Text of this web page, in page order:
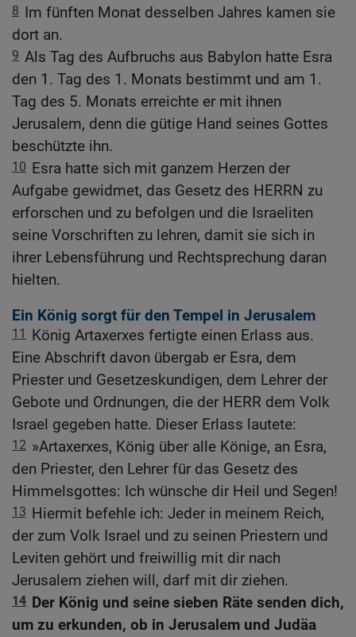
8 Im fünften Monat desselben Jahres kamen sie
dort an.
9 Als Tag des Aufbruchs aus Babylon hatte Esra
den 1. Tag des 1. Monats bestimmt und am 1.
Tag des 5. Monats erreichte er mit ihnen
Jerusalem, denn die gütige Hand seines Gottes
beschützte ihn.
10 Esra hatte sich mit ganzem Herzen der
Aufgabe gewidmet, das Gesetz des HERRN zu
erforschen und zu befolgen und die Israeliten
seine Vorschriften zu lehren, damit sie sich in
ihrer Lebensführung und Rechtsprechung daran
hielten.
Ein König sorgt für den Tempel in Jerusalem
11
König Artaxerxes fertigte einen Erlass aus.
Eine Abschrift davon übergab er Esra, dem
Priester und Gesetzeskundigen, dem Lehrer der
Gebote und Ordnungen, die der HERR dem Volk
Israel gegeben hatte. Dieser Erlass lautete:
12 »Artaxerxes, König über alle Könige, an Esra,
den Priester, den Lehrer für das Gesetz des
Himmelsgottes: Ich wünsche dir Heil und Segen!
13 Hiermit befehle ich: Jeder in meinem Reich,
der zum Volk Israel und zu seinen Priestern und
Leviten gehört und freiwillig mit dir nach
Jerusalem ziehen will, darf mit dir ziehen.
14 Der König und seine sieben Räte senden dich,
um zu erkunden, ob in Jerusalem und Judäa